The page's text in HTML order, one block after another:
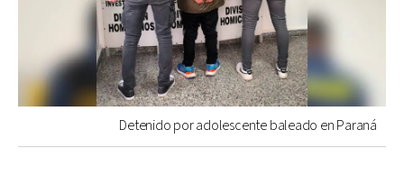
Detenido por adolescente baleado en Paraná